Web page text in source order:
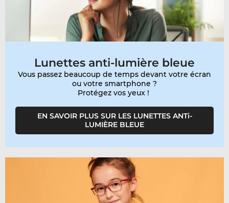
Lunettes anti-lumière bleue
Vous passez beaucoup de temps devant votre écran
ou votre smartphone ?
Protégez vos yeux !
EN SAVOIR PLUS SUR LES LUNETTES ANTi-
LUMIÈRE BLEUE